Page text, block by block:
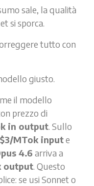
sale, la qualità
si sporca.
tutto con
giusto.
il modello
prezzo di
in output. Sullo
$3/MTok inpute
4.6 arriva a
output. Questo
se usi Sonnet o